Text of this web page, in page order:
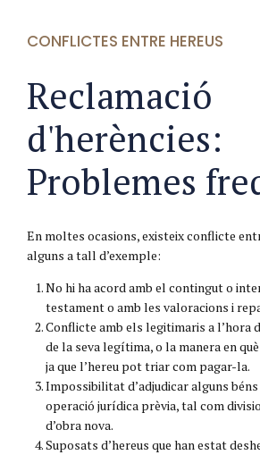
CONFLICTES ENTRE HEREUS
Reclamació
d'herències:
Problemes
En moltes ocasions, existeix conflicte
alguns a tall d’exemple:
No hi ha acord amb el contingut o
testament o amb les valoracions i
Conflicte amb els legitimaris a l’hora
de la seva legítima, o la manera en
ja que l’hereu pot triar com pagar-la.
Impossibilitat d’adjudicar alguns
operació jurídica prèvia, tal com
d’obra nova.
Suposats d’hereus que han estat